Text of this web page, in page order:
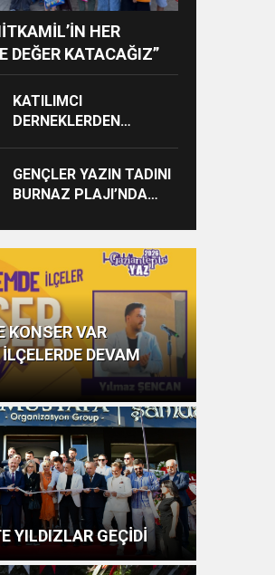
HER
DEĞER KATACAĞIZ”
KATILIMCI
DERNEKLERDEN
GENÇLER YAZIN TADINI
BURNAZ PLAJI’NDA
KONSER VAR
DEVAM
YILDIZLAR GEÇİDİ